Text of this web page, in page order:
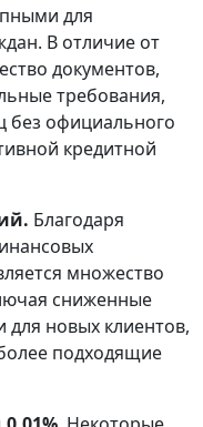
для
В отличие от
документов,
требования,
без официального
кредитной
Благодаря
множество
сниженные
для новых клиентов,
подходящие